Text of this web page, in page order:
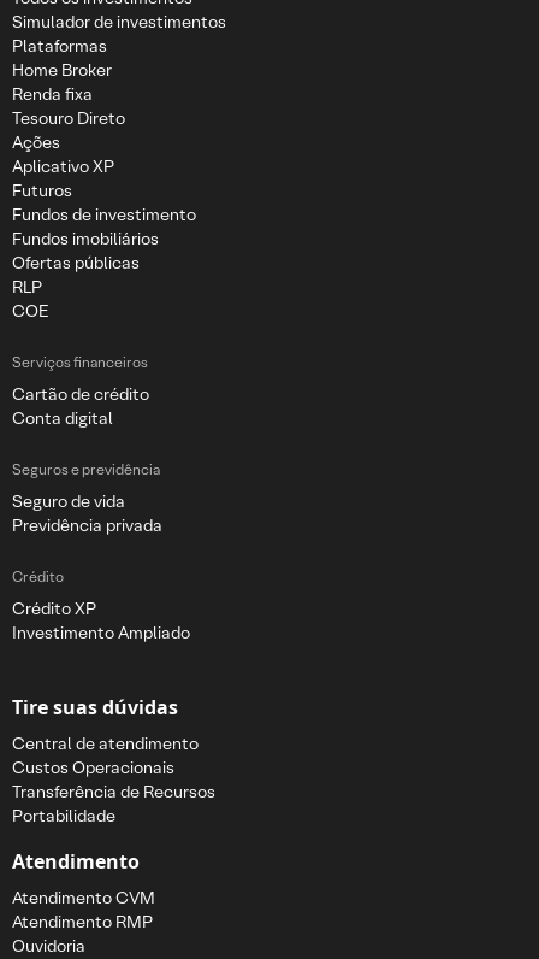
Simulador de investimentos
Plataformas
Home Broker
Renda fixa
Tesouro Direto
Ações
Aplicativo XP
Futuros
Fundos de investimento
Fundos imobiliários
Ofertas públicas
RLP
COE
Serviços financeiros
Cartão de crédito
Conta digital
Seguros e previdência
Seguro de vida
Previdência privada
Crédito
Crédito XP
Investimento Ampliado
Tire suas dúvidas
Central de atendimento
Custos Operacionais
Transferência de Recursos
Portabilidade
Atendimento
Atendimento CVM
Atendimento RMP
Ouvidoria